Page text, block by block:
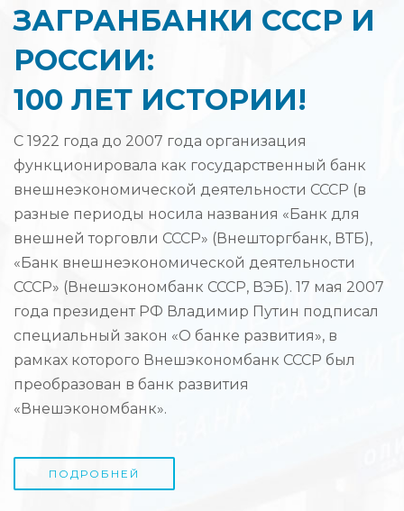
ЗАГРАНБАНКИ СССР И
РОССИИ:
100 ЛЕТ ИСТОРИИ!
С 1922 года до 2007 года организация
функционировала как государственный банк
внешнеэкономической деятельности СССР (в
разные периоды носила названия «Банк для
внешней торговли СССР» (Внешторгбанк, ВТБ),
«Банк внешнеэкономической деятельности
СССР» (Внешэкономбанк СССР, ВЭБ). 17 мая 2007
года президент РФ Владимир Путин подписал
специальный закон «О банке развития», в
рамках которого Внешэкономбанк СССР был
преобразован в банк развития
«Внешэкономбанк».
ПОДРОБНЕЙ